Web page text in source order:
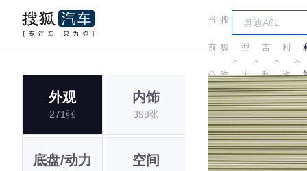
当
前
位
置:
搜
狐
汽
车
＞
车
型
大
全
＞
吉
利
＞
利
汽
车
＞
外观
271张
内饰
398张
底盘/动力 空间